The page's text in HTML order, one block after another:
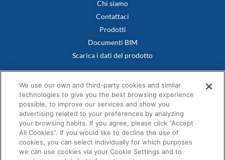
Chi siamo
Contattaci
Prodotti
Documenti BIM
Scarica i dati del prodotto
POLITICHE
Certificato di conformità
Politica sui cookie
Dichiarazione di non responsabilità
Informativa sulla privacy
Termini e condizioni di vendita
Dichiarazione di garanzia
We use our own and third-party cookies and similar
technologies to give you the best browsing experience
possible, to improve our services and show you
advertising related to your preferences by analyzing
your browsing habits. If you agree, please click “Accept
All Cookies”. If you would like to decline the use of
cookies, you can select individually for which purposes
we can use cookies via your Cookie Settings and to